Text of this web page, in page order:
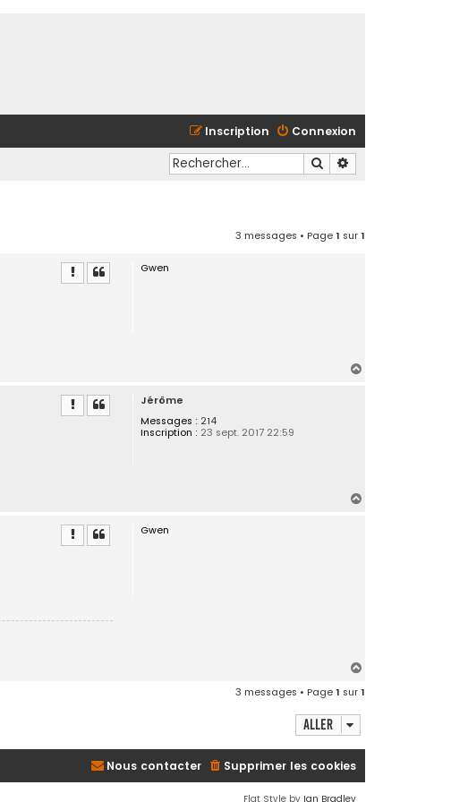
Connexion
Inscription
Rechercher
3 messages • Page1 sur1
Gwen
Jérôme
Messages : 214
Inscription : 23 sept. 2017 22:59
Gwen
3 messages • Page1 sur1
Aller
Supprimer les cookies
Nous contacter
Flat Style by Ian Bradley